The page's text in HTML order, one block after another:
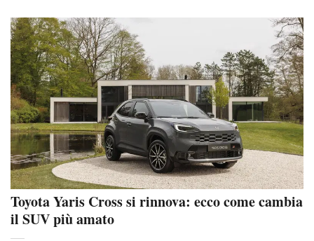
Toyota Yaris Cross si rinnova: ecco come cambia
il SUV più amato